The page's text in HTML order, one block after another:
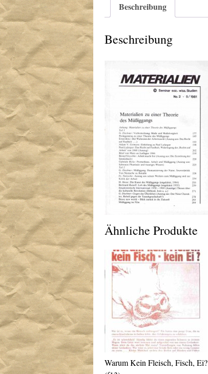
Beschreibung
Beschreibung
Ähnliche Produkte
Warum Kein Fleisch, Fisch, Ei?